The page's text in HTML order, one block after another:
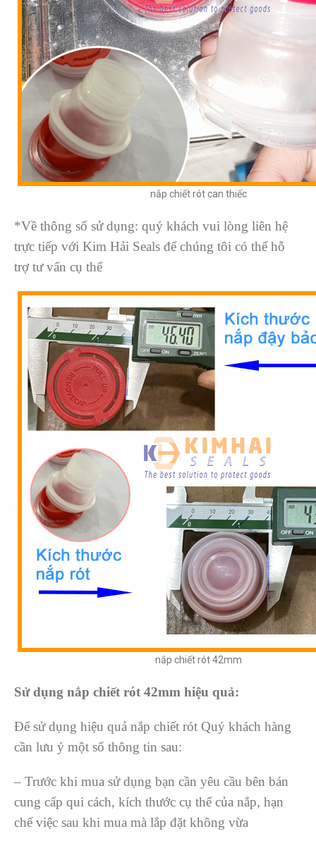
nắp chiết rót can thiếc
*Về thông số sử dụng: quý khách vui lòng liên hệ
trực tiếp với Kim Hải Seals để chúng tôi có thể hỗ
trợ tư vấn cụ thể
nắp chiết rót 42mm
Sửdụng nắp chiết rót 42mm hiệu quả:
Để sử dụng hiệu quả nắp chiết rót Quý khách hàng
cần lưu ý một số thông tin sau:
– Trước khi mua sử dụng bạn cần yêu cầu bên bán
cung cấp qui cách, kích thước cụ thể của nắp, hạn
chế việc sau khi mua mà lắp đặt không vừa